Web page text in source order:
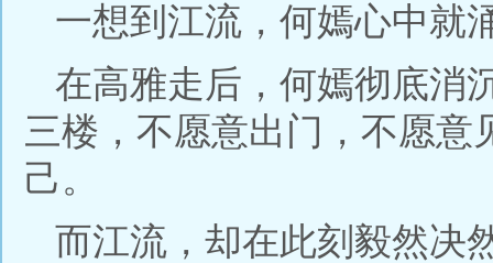
一想到江流，何嫣心中就
在高雅走后，何嫣彻底消
三楼，不愿意出门，不愿
己。
而江流，却在此刻毅然决